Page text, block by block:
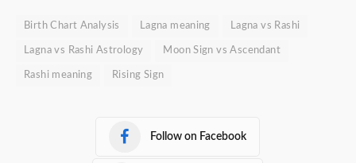
Birth Chart Analysis Lagna meaning Lagna vs Rashi
Lagna vs Rashi Astrology Moon Sign vs Ascendant
Rashi meaning Rising Sign
Follow on Facebook